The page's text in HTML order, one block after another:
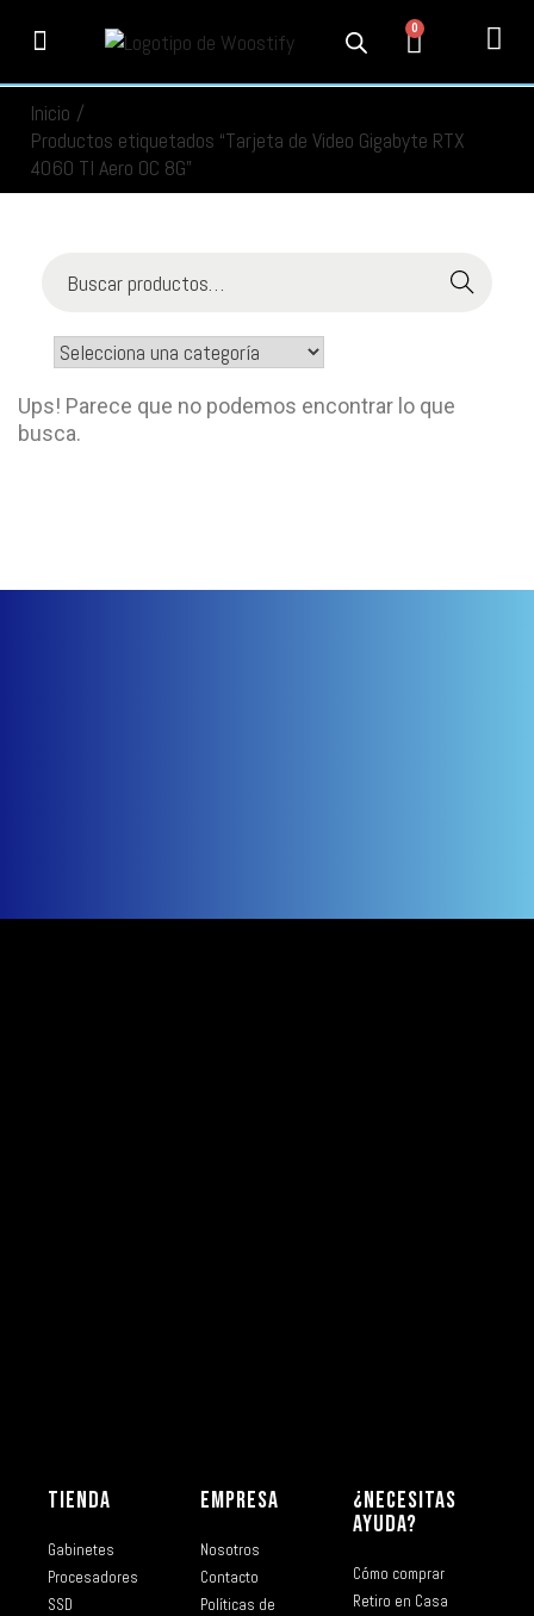
0
Inicio /
Productos etiquetados “Tarjeta de Video Gigabyte RTX
4060 TI Aero OC 8G”
Buscar
Ups! Parece que no podemos encontrar lo que
busca.
TIENDA
Gabinetes
Procesadores
SSD
EMPRESA
Nosotros
Contacto
Políticas de
¿NECESITAS
AYUDA?
Cómo comprar
Retiro en Casa